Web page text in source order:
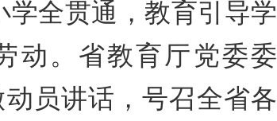
学全贯通，教育引导学
动。省教育厅党委委
员讲话，号召全省各